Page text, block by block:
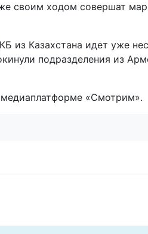
своим ходом совершат
из Казахстана идет уже
подразделения из
«Смотрим».